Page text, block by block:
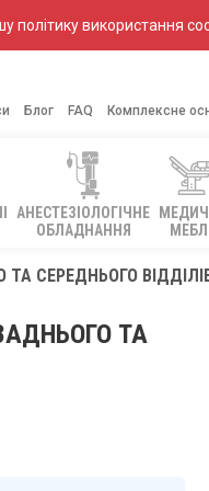
політику використання
Блог FAQ Комплексне
АНЕСТЕЗІОЛОГІЧНЕ
ОБЛАДНАННЯ
МЕБЛІ
СЕРЕДНЬОГО
ТА